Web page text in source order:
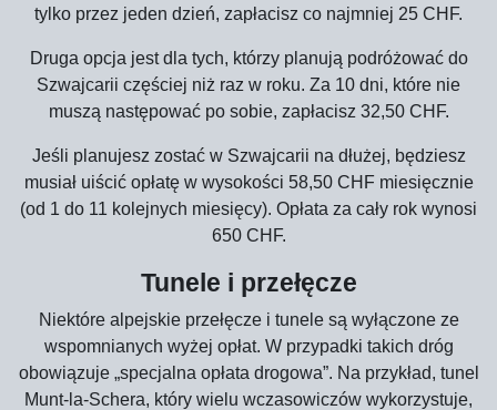
tylko przez jeden dzień, zapłacisz co najmniej 25 CHF.
Druga opcja jest dla tych, którzy planują podróżować do
Szwajcarii częściej niż raz w roku. Za 10 dni, które nie
muszą następować po sobie, zapłacisz 32,50 CHF.
Jeśli planujesz zostać w Szwajcarii na dłużej, będziesz
musiał uiścić opłatę w wysokości 58,50 CHF miesięcznie
(od 1 do 11 kolejnych miesięcy). Opłata za cały rok wynosi
650 CHF.
Tunele i przełęcze
Niektóre alpejskie przełęcze i tunele są wyłączone ze
wspomnianych wyżej opłat. W przypadki takich dróg
obowiązuje „specjalna opłata drogowa”. Na przykład, tunel
Munt-la-Schera, który wielu wczasowiczów wykorzystuje,